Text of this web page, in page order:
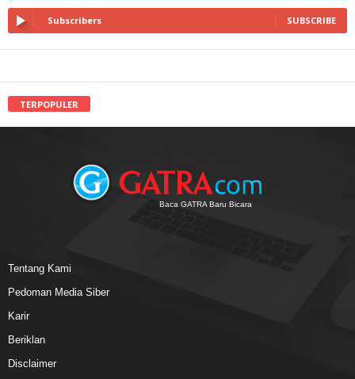
Subscribers SUBSCRIBE
TERPOPULER
Baca GATRA Baru Bicara
Tentang Kami
Pedoman Media Siber
Karir
Beriklan
Disclaimer